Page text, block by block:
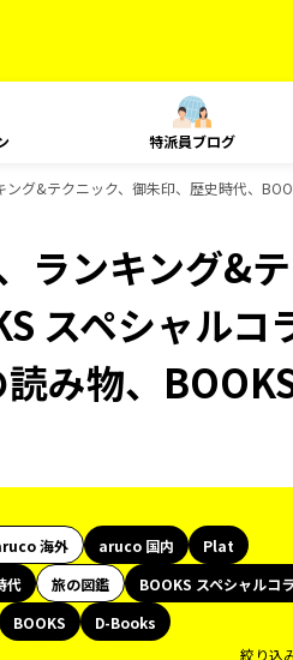
特派員ブログ
グ&テクニック、御朱印、歴史時代、
ランキング&
スペシャルコ
み物、
海外 aruco 国内
Plat
代 旅の図鑑
BOOKS スペシャルコ
BOOKS
D-Books
絞り込